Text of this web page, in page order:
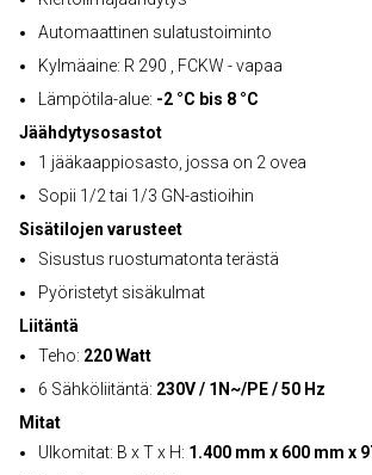
Automaattinen sulatustoiminto
Kylmäaine: R 290 , FCKW - vapaa
Lämpötila-alue: -2 °C bis 8 °C
Jäähdytysosastot
1 jääkaappiosasto, jossa on 2 ovea
Sopii 1/2 tai 1/3 GN-astioihin
Sisätilojen varusteet
Sisustus ruostumatonta terästä
Pyöristetyt sisäkulmat
Liitäntä
Teho: 220 Watt
6 Sähköliitäntä: 230V / 1N~/PE / 50 Hz
Mitat
Ulkomitat: B x T x H: 1.400 mm x 600 mm x